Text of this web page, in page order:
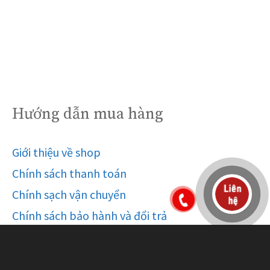
Hướng dẫn mua hàng
Giới thiệu về shop
Chính sách thanh toán
Chính sạch vận chuyển
Chính sách bảo hành và đổi trả